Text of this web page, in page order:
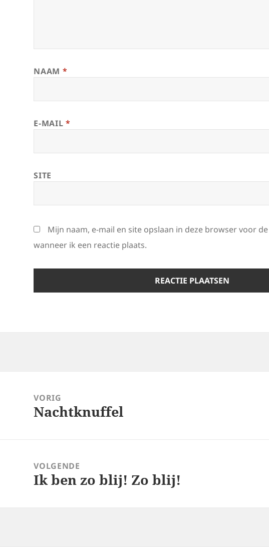
NAAM *
E-MAIL *
SITE
Mijn naam, e-mail en site opslaan in deze browser voor
wanneer ik een reactie plaats.
navigatieVORIG
Vorig
Nachtknuffel
VOLGENDE
Volgend
Ik ben zo blij! Zo blij!